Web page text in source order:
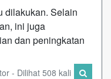
dilakukan. Selain
ini juga
dan peningkatan
- Dilihat 508 kali